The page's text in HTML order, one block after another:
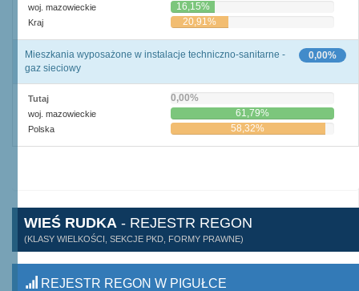
woj. mazowieckie 16,15%
Kraj 20,91%
0,00%
Mieszkania wyposażone w instalacje techniczno-sanitarne -
gaz sieciowy
Tutaj 0,00%
woj. mazowieckie 61,79%
Polska 58,32%
WIEŚ RUDKA - REJESTR REGON
(KLASY WIELKOŚCI, SEKCJE PKD, FORMY PRAWNE)
REJESTR REGON W PIGUŁCE